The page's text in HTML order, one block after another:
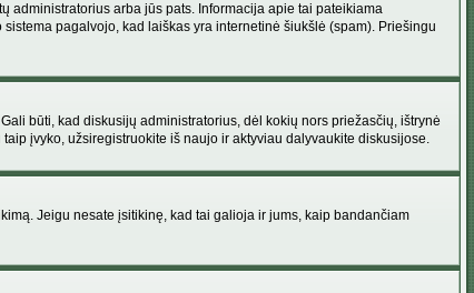
administratorius arba jūs pats. Informacija apie tai pateikiama
pagalvojo, kad laiškas yra internetinė šiukšlė (spam). Priešingu
būti, kad diskusijų administratorius, dėl kokių nors priežasčių, ištrynė
įvyko, užsiregistruokite iš naujo ir aktyviau dalyvaukite diskusijose.
Jeigu nesate įsitikinę, kad tai galioja ir jums, kaip bandančiam